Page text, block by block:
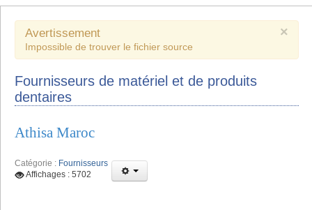
×
Avertissement
Impossible de trouver le fichier source
Fournisseurs de matériel et de produits
dentaires
Athisa Maroc
Catégorie : Fournisseurs
Affichages : 5702